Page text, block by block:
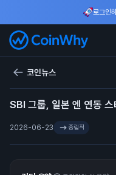
로그인
코인뉴스
SBI 그룹, 일본 엔 연동
2026-06-23 중립적